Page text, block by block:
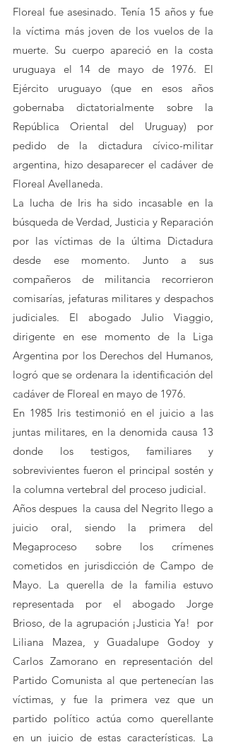
Floreal fue asesinado. Tenía 15 años y fue
la víctima más joven de los vuelos de la
muerte. Su cuerpo apareció en la costa
uruguaya el 14 de mayo de 1976. ​El
Ejército uruguayo (que en esos años
gobernaba dictatorialmente sobre la
República Oriental del Uruguay) por
pedido de la dictadura cívico-militar
argentina, hizo desaparecer el cadáver de
Floreal Avellaneda.
La lucha de Iris ha sido incasable en la
búsqueda de Verdad, Justicia y Reparación
por las víctimas de la última Dictadura
desde ese momento. Junto a sus
compañeros de militancia recorrieron
comisarías, jefaturas militares y despachos
judiciales. El abogado Julio Viaggio,
dirigente en ese momento de la Liga
Argentina por los Derechos del Humanos,
logró que se ordenara la identificación del
cadáver de Floreal en mayo de 1976.
En 1985 Iris testimonió en el juicio a las
juntas militares, en la denomida causa 13
donde los testigos, familiares y
sobrevivientes fueron el principal sostén y
la columna vertebral del proceso judicial.
Años despues  la causa del Negrito llego a
juicio oral, siendo la primera del
Megaproceso sobre los crímenes
cometidos en jurisdicción de Campo de
Mayo. La querella de la familia estuvo
representada por el abogado Jorge
Brioso, de la agrupación ¡Justicia Ya!  por
Liliana Mazea, y Guadalupe Godoy y
Carlos Zamorano en representación del
Partido Comunista al que pertenecían las
víctimas, y fue la primera vez que un
partido político actúa como querellante
en un juicio de estas características. La